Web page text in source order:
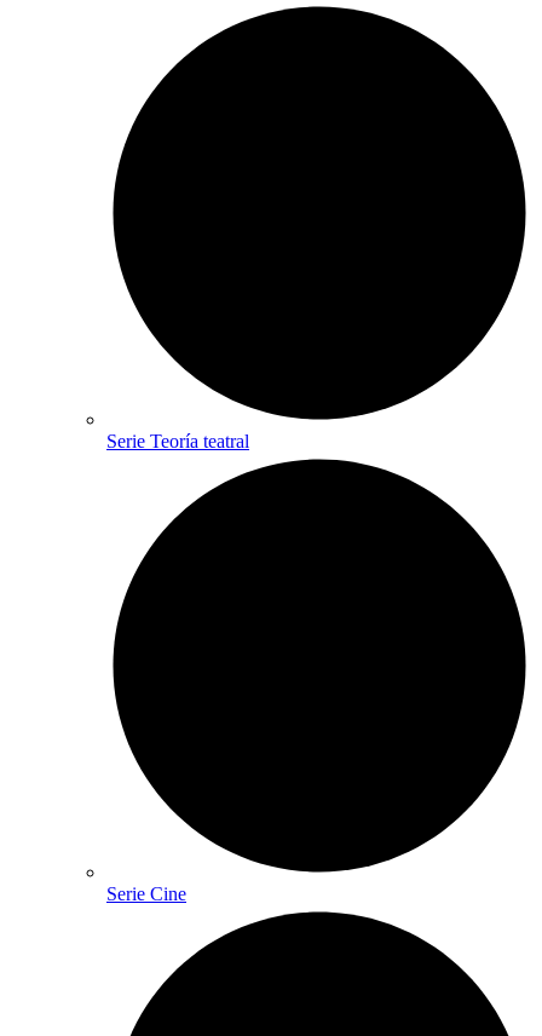
Serie Teoría teatral
Serie Cine